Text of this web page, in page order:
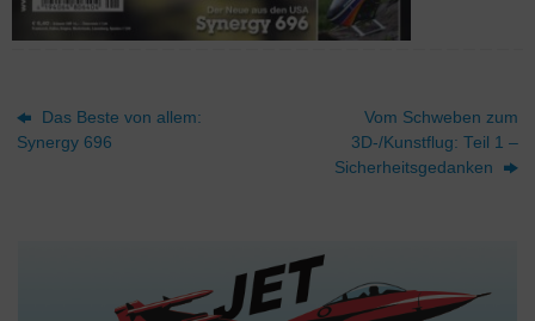
Das Beste von allem:
Synergy 696
Vom Schweben zum
3D-/Kunstflug: Teil 1 –
Sicherheitsgedanken